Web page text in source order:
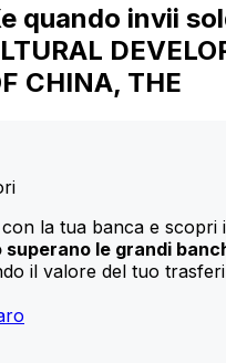
quando invii
CHINA, THE
la tua banca e scopri
superano le grandi
il valore del tuo